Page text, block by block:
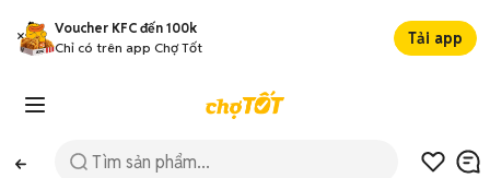
Voucher KFC đến 100k
Chỉ có trên app Chợ Tốt
Tải app